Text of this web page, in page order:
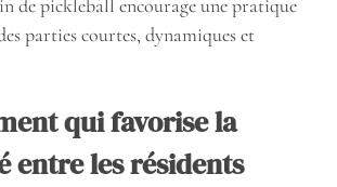
de pickleball encourage une pratique
parties courtes, dynamiques et
qui favorise la
entre les résidents